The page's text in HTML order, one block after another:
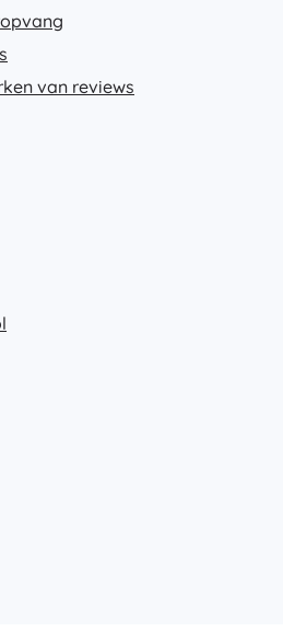
van reviews